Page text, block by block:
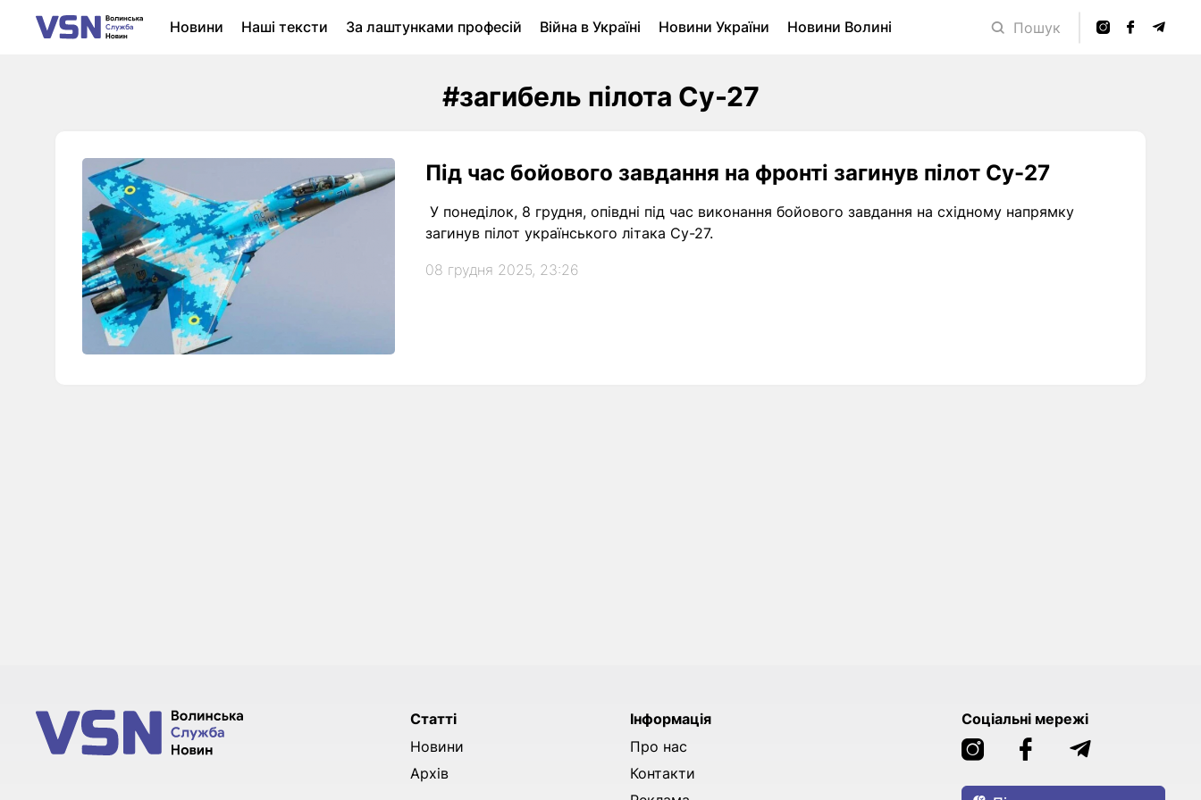
Новини Наші тексти За лаштунками професій Війна в Україні Новини України
Новини Волині
Пошук
#загибель пілота Су-27
Під час бойового завдання на фронті загинув пілот Су-27
У понеділок, 8 грудня, опівдні під час виконання бойового завдання на східному напрямку
загинув пілот українського літака Су-27.
08 грудня 2025, 23:26
Статті
Новини
Архів
Інформація
Про нас
Контакти
Соціальні мережі